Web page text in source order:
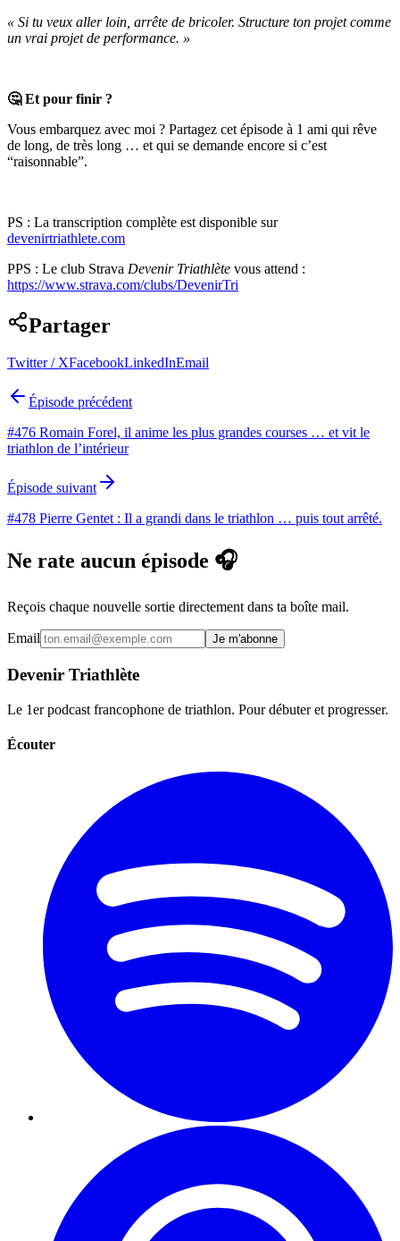
« Si tu veux aller loin, arrête de bricoler. Structure ton projet comme
un vrai projet de performance. »
🤔 Et pour finir ?
Vous embarquez avec moi ? Partagez cet épisode à 1 ami qui rêve
de long, de très long … et qui se demande encore si c’est
“raisonnable”.
PS : La transcription complète est disponible sur
⁠devenirtriathlete.com⁠
PPS : Le club Strava Devenir Triathlète vous attend :
⁠https://www.strava.com/clubs/DevenirTri
Partager
Twitter / XFacebookLinkedInEmail
Épisode précédent
#476 Romain Forel, il anime les plus grandes courses … et vit le
triathlon de l’intérieur
Épisode suivant
#478 Pierre Gentet : Il a grandi dans le triathlon … puis tout arrêté.
Ne rate aucun épisode 🎧
Reçois chaque nouvelle sortie directement dans ta boîte mail.
Email Je m'abonne
Devenir Triathlète
Le 1er podcast francophone de triathlon. Pour débuter et progresser.
Écouter